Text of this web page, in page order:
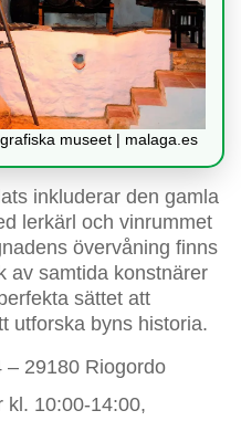
museet | malaga.es
inkluderar den gamla
lerkärl och vinrummet
övervåning finns
av samtida konstnärer
sättet att
utforska byns historia.
– 29180 Riogordo
kl. 10:00-14:00,